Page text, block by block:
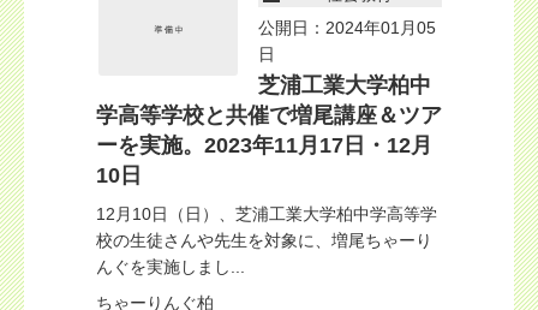
公開日：2024年01月05
日
芝浦工業大学柏中
学高等学校と共催で増尾講座＆ツア
ーを実施。2023年11月17日・12月
10日
12月10日（日）、芝浦工業大学柏中学高等学
校の生徒さんや先生を対象に、増尾ちゃーり
んぐを実施しまし...
ちゃーりんぐ柏